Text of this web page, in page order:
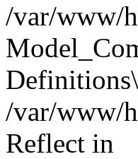
/var/www/
/var/www/
Reflect in